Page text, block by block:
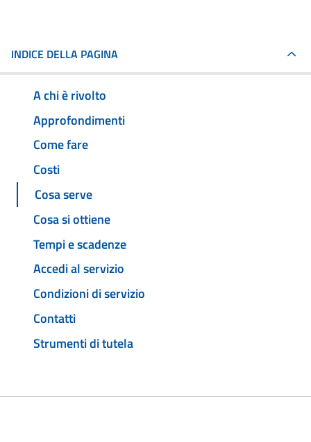
INDICE DELLA PAGINA
A chi è rivolto
Approfondimenti
Come fare
Costi
Cosa serve
Cosa si ottiene
Tempi e scadenze
Accedi al servizio
Condizioni di servizio
Contatti
Strumenti di tutela